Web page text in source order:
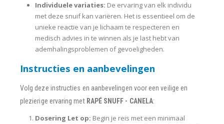
Individuele variaties: De ervaring van elk individu
met deze snuif kan variëren. Het is essentieel om de
unieke reactie van je lichaam te respecteren en
medisch advies in te winnen als je last hebt van
ademhalingsproblemen of gevoeligheden.
Instructies en aanbevelingen
Volg deze instructies en aanbevelingen voor een veilige en
plezierige ervaring met RAPÉ SNUFF - CANELA:
Dosering Let op: Begin je reis met een minimaal